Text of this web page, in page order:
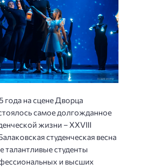
года на сцене Дворца
самое долгожданное
жизни – XXVIII
студенческая весна
талантливые студенты
и высших